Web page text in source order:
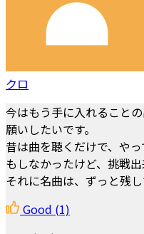
クロ
今はもう手に入れること
願いしたいです。
昔は曲を聴くだけで、や
もしなかったけど、挑戦
それに名曲は、ずっと残
Good (1)